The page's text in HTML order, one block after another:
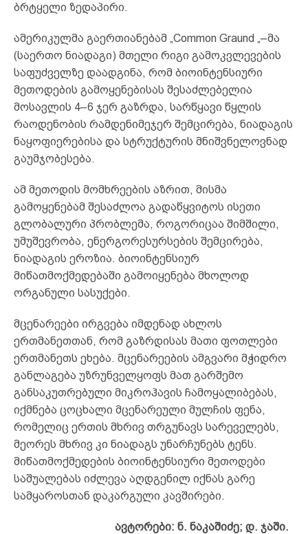
ბრტყელი ზედაპირი.
ამერიკულმა გაერთიანებამ „Common Graund „–მა
(საერთო ნიადაგი) მთელი რიგი გამოკვლევების
საფუძველზე დაადგინა, რომ ბიოინტენსიური
მეთოდების გამოყენებისას შესაძლებელია
მოსავლის 4–6 ჯერ გაზრდა, სარწყავი წყლის
რაოდენობის რამდენიმეჯერ შემცირება, ნიადაგის
ნაყოფიერებისა და სტრუქტურის მნიშვნელოვნად
გაუმჯობესება.
ამ მეთოდის მომხრეების აზრით, მისმა
გამოყენებამ შესაძლოა გადაწყვიტოს ისეთი
გლობალური პრობლემა, როგორიცაა შიმშილი,
უმუშევრობა, ენერგორესურსების შემცირება,
ნიადაგის ეროზია. ბიოინტენსიურ
მიწათმოქმედებაში გამოიყენება მხოლოდ
ორგანული სასუქები.
მცენარეები ირგვება იმდენად ახლოს
ერთმანეთთან, რომ გაზრდისას მათი ფოთლები
ერთმანეთს ეხება. მცენარეების ამგვარი მჭიდრო
განლაგება უზრუნველყოფს მათ გარშემო
განსაკუთრებული მიკროჰავის ჩამოყალიბებას,
იქმნება ცოცხალი მცენარეული მულჩის ფენა,
რომელიც ერთის მხრივ თრგუნავს სარეველებს,
მეორეს მხრივ კი ნიადაგს უნარჩუნებს ტენს.
მიწათმოქმედების ბიოინტენსიური მეთოდები
საშუალებას იძლევა აღდგენილ იქნას გარე
სამყაროსთან დაკარგული კავშირები.
ავტორები: ნ. ნაკაშიძე; დ. ჯაში.